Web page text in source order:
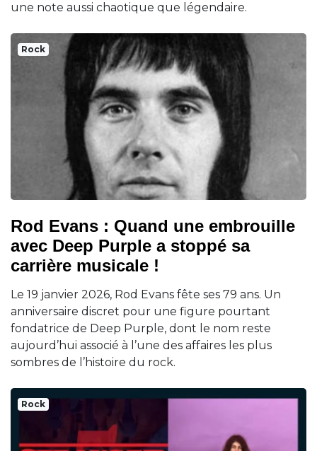
une note aussi chaotique que légendaire.
Rock
Rod Evans : Quand une embrouille
avec Deep Purple a stoppé sa
carrière musicale !
Le 19 janvier 2026, Rod Evans fête ses 79 ans. Un
anniversaire discret pour une figure pourtant
fondatrice de Deep Purple, dont le nom reste
aujourd’hui associé à l’une des affaires les plus
sombres de l’histoire du rock.
Rock